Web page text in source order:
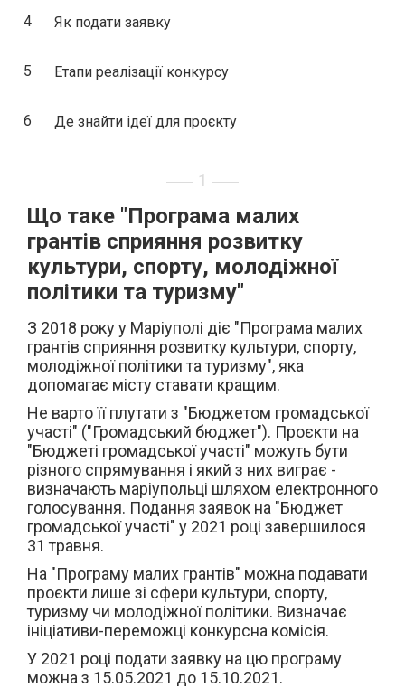
4 Як подати заявку
5 Етапи реалізації конкурсу
6 Де знайти ідеї для проєкту
1
Що таке "Програма малих
грантів сприяння розвитку
культури, спорту, молодіжної
політики та туризму"
З 2018 року у Маріуполі діє "Програма малих
грантів сприяння розвитку культури, спорту,
молодіжної політики та туризму", яка
допомагає місту ставати кращим.
Не варто її плутати з "Бюджетом громадської
участі" ("Громадський бюджет"). Проєкти на
"Бюджеті громадської участі" можуть бути
різного спрямування і який з них виграє -
визначають маріупольці шляхом електронного
голосування. Подання заявок на "Бюджет
громадської участі" у 2021 році завершилося
31 травня.
На "Програму малих грантів" можна подавати
проєкти лише зі сфери культури, спорту,
туризму чи молодіжної політики. Визначає
ініціативи-переможці конкурсна комісія.
У 2021 році подати заявку на цю програму
можна з 15.05.2021 до 15.10.2021.